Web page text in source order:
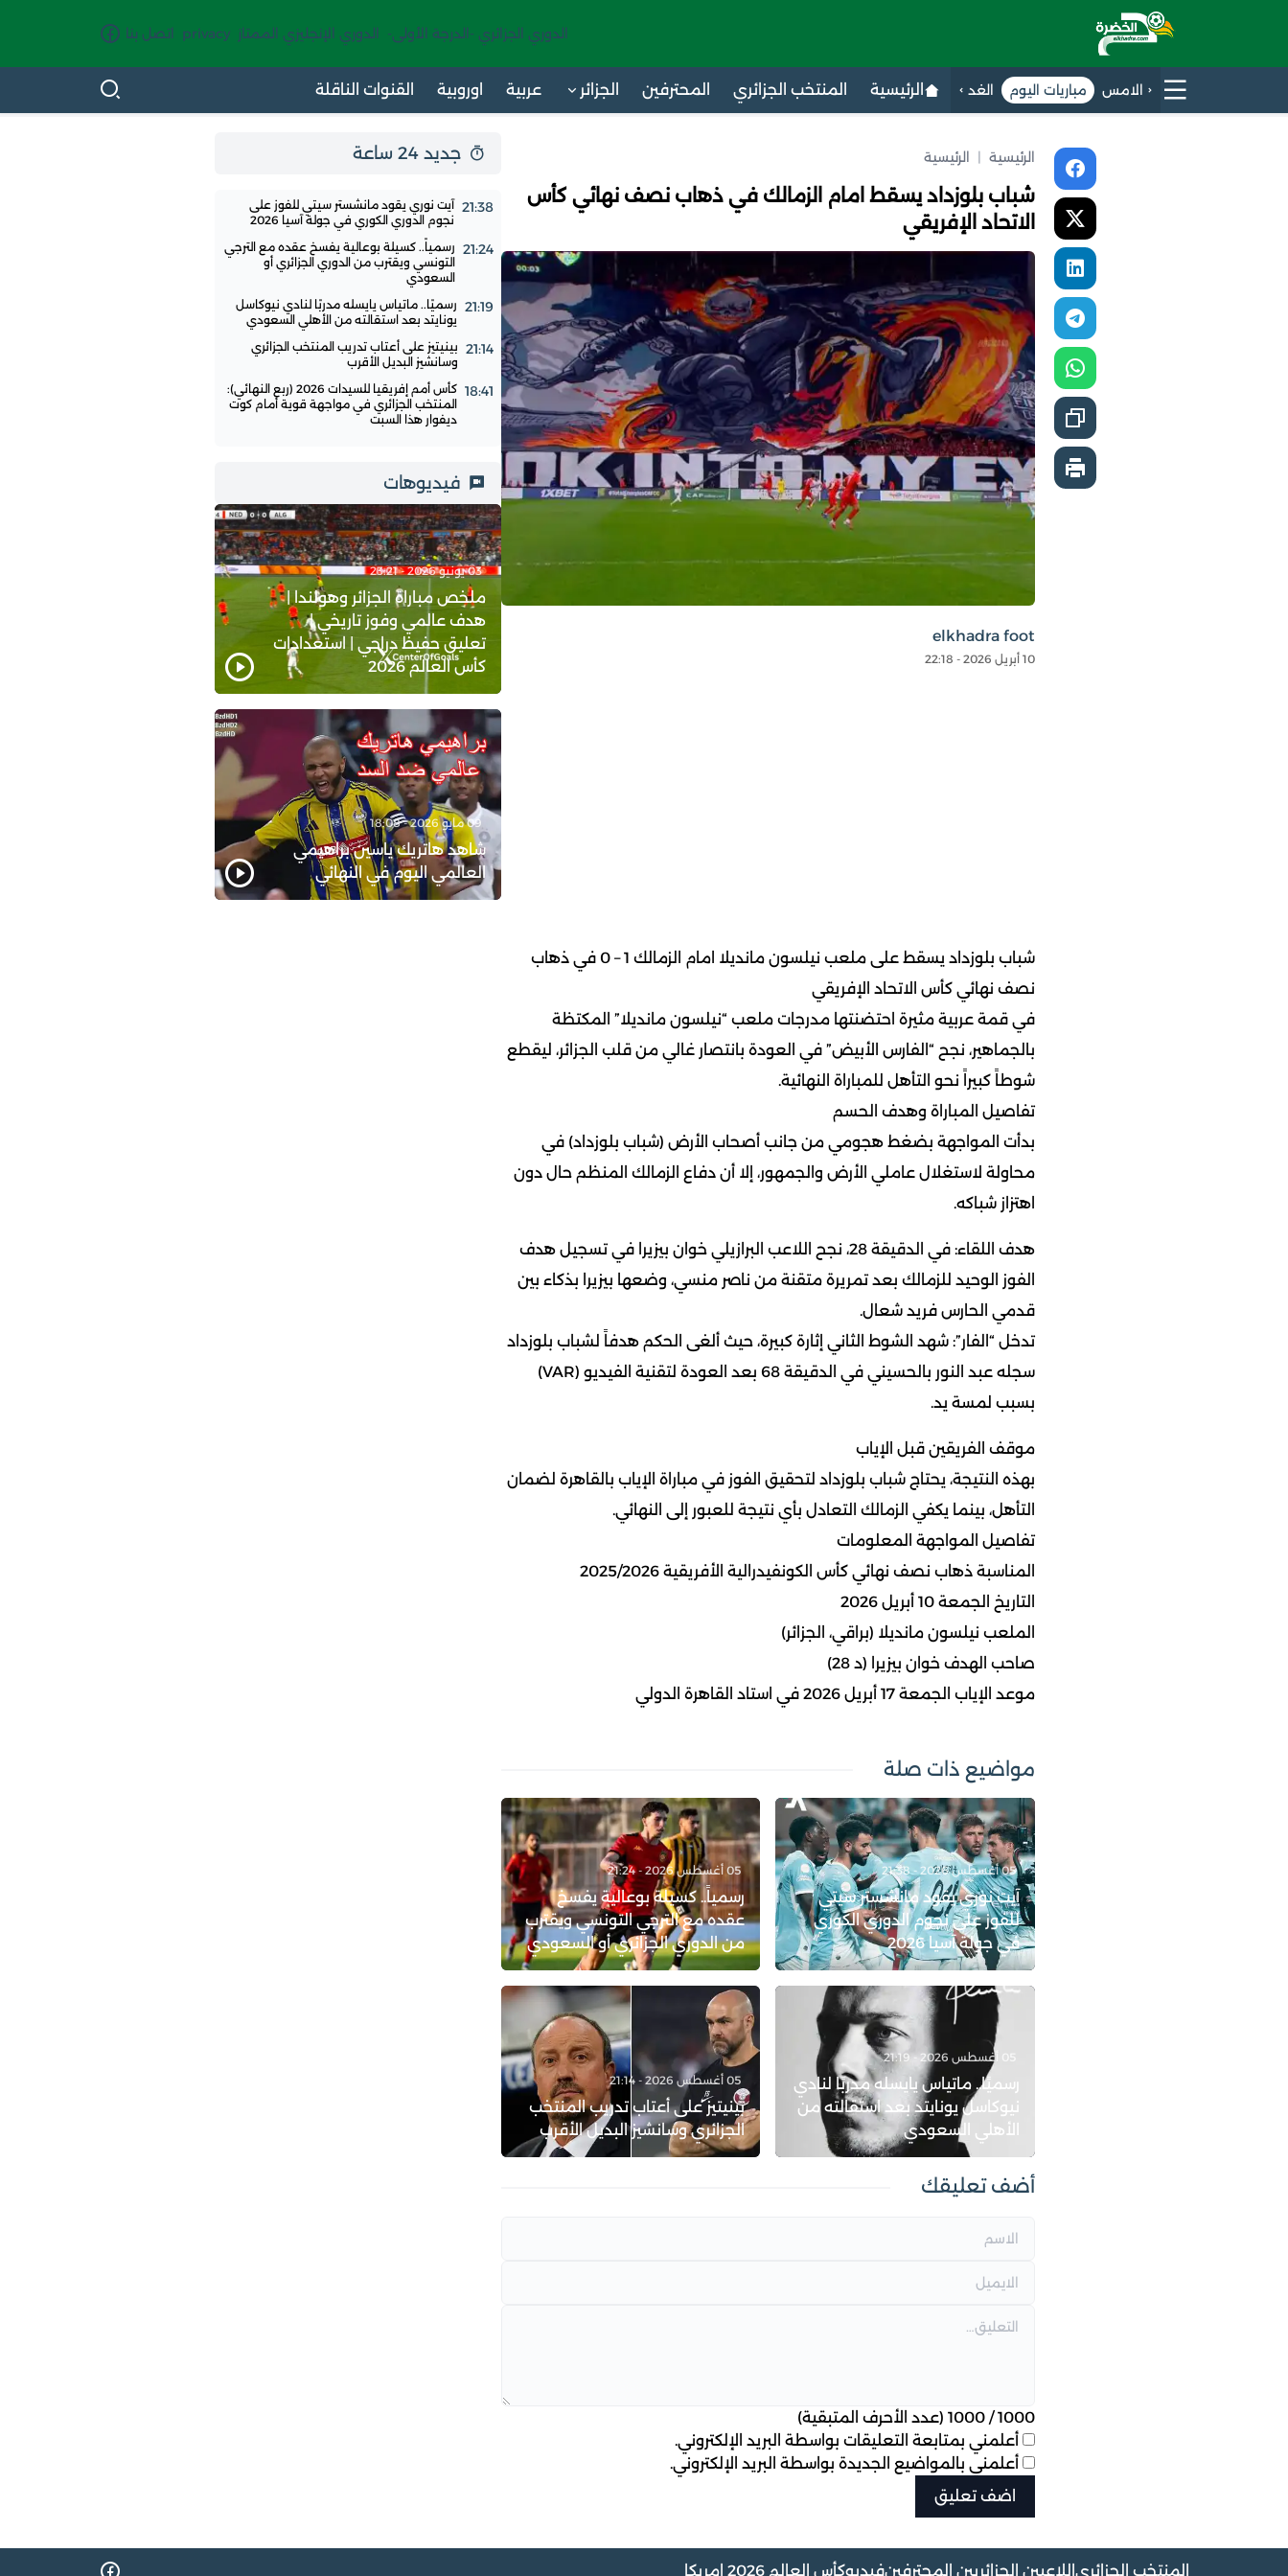
الدوري الجزائري -الدرجة الأولى- الدوري الإنجليزي الممتاز privacy اتصل بنا
الامس مباريات اليوم الغد الرئيسية المنتخب الجزائري المحترفين الجزائر عربية اوروبية القنوات الناقلة
الرئيسية | الرئيسية
شباب بلوزداد يسقط امام الزمالك في ذهاب نصف نهائي كأس
الاتحاد الإفريقي
elkhadra foot
10 أبريل 2026 - 22:18
شباب بلوزداد يسقط على ملعب نيلسون مانديلا امام الزمالك 1 – 0 في ذهاب
نصف نهائي كأس الاتحاد الإفريقي
في قمة عربية مثيرة احتضنتها مدرجات ملعب “نيلسون مانديلا” المكتظة
بالجماهير، نجح “الفارس الأبيض” في العودة بانتصار غالي من قلب الجزائر، ليقطع
شوطاً كبيراً نحو التأهل للمباراة النهائية.
تفاصيل المباراة وهدف الحسم
بدأت المواجهة بضغط هجومي من جانب أصحاب الأرض (شباب بلوزداد) في
محاولة لاستغلال عاملي الأرض والجمهور، إلا أن دفاع الزمالك المنظم حال دون
اهتزاز شباكه.
هدف اللقاء: في الدقيقة 28، نجح اللاعب البرازيلي خوان بيزيرا في تسجيل هدف
الفوز الوحيد للزمالك بعد تمريرة متقنة من ناصر منسي، وضعها بيزيرا بذكاء بين
قدمي الحارس فريد شعال.
تدخل “الفار”: شهد الشوط الثاني إثارة كبيرة، حيث ألغى الحكم هدفاً لشباب بلوزداد
سجله عبد النور بالحسيني في الدقيقة 68 بعد العودة لتقنية الفيديو (VAR)
بسبب لمسة يد.
موقف الفريقين قبل الإياب
بهذه النتيجة، يحتاج شباب بلوزداد لتحقيق الفوز في مباراة الإياب بالقاهرة لضمان
التأهل، بينما يكفي الزمالك التعادل بأي نتيجة للعبور إلى النهائي.
تفاصيل المواجهة المعلومات
المناسبة ذهاب نصف نهائي كأس الكونفيدرالية الأفريقية 2025/2026
التاريخ الجمعة 10 أبريل 2026
الملعب نيلسون مانديلا (براقي، الجزائر)
صاحب الهدف خوان بيزيرا (د 28)
موعد الإياب الجمعة 17 أبريل 2026 في استاد القاهرة الدولي
مواضيع ذات صلة
05 أغسطس 2026 - 21:38
آيت نوري يقود مانشستر سيتي
للفوز على نجوم الدوري الكوري
في جولة آسيا 2026
05 أغسطس 2026 - 21:24
رسمياً.. كسيلة بوعالية يفسخ
عقده مع الترجي التونسي ويقترب
من الدوري الجزائري أو السعودي
05 أغسطس 2026 - 21:19
رسميًا.. ماتياس يايسله مدربًا لنادي
نيوكاسل يونايتد بعد استقالته من
الأهلي السعودي
05 أغسطس 2026 - 21:14
بينيتيز على أعتاب تدريب المنتخب
الجزائري وسانشيز البديل الأقرب
أضف تعليقك
1000
/
1000 (عدد الأحرف المتبقية)
أعلمني بمتابعة التعليقات بواسطة البريد الإلكتروني.
أعلمني بالمواضيع الجديدة بواسطة البريد الإلكتروني.
جديد 24 ساعة
21:38 آيت نوري يقود مانشستر سيتي للفوز على
نجوم الدوري الكوري في جولة آسيا 2026
21:24 رسمياً.. كسيلة بوعالية يفسخ عقده مع الترجي
التونسي ويقترب من الدوري الجزائري أو
السعودي
21:19 رسميًا.. ماتياس يايسله مدربًا لنادي نيوكاسل
يونايتد بعد استقالته من الأهلي السعودي
21:14 بينيتيز على أعتاب تدريب المنتخب الجزائري
وسانشيز البديل الأقرب
18:41
كأس أمم إفريقيا للسيدات 2026 (ربع النهائي):
المنتخب الجزائري في مواجهة قوية أمام كوت
ديفوار هذا السبت
فيديوهات
03 يونيو 2026 - 23:21
ملخص مباراة الجزائر وهولندا |
هدف عالمي وفوز تاريخي |
تعليق حفيظ دراجي | استعدادات
كأس العالم 2026
09 مايو 2026 - 18:08
شاهد هاتريك ياسين براهيمي
العالمي اليوم في النهائي
المنتخب الجزائري اللاعبين الجزائريين المحترفينفيديوكأس العالم 2026 امريكا